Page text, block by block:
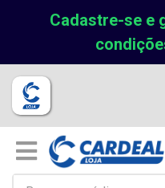
Cadastre-se e